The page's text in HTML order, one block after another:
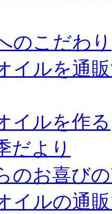
のこだわり
イルを通
イルを作る
だより
のお喜び
イルの通